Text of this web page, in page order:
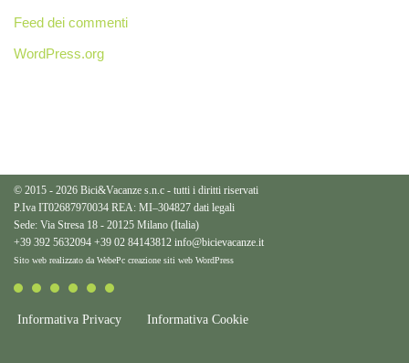
Feed dei commenti
WordPress.org
© 2015 - 2026 Bici&Vacanze s.n.c - tutti i diritti riservati
P.Iva IT02687970034 REA: MI–304827 dati legali
Sede: Via Stresa 18 - 20125 Milano (Italia)
+39 392 5632094 +39 02 84143812 info@bicievacanze.it
Sito web realizzato da WebePc creazione siti web WordPress
Informativa Privacy Informativa Cookie